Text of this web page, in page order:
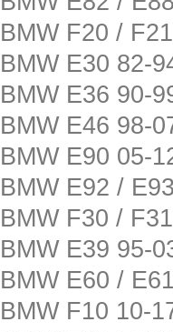
BMW F20 /
BMW E30 82-
BMW E36 90-
BMW E46 98-
BMW E90 05-
BMW E92 /
BMW F30 /
BMW E39 95-
BMW E60 /
BMW F10 10-